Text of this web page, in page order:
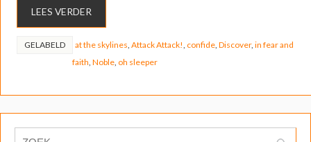
LEES VERDER
GELABELD at the skylines Attack Attack! confide, Discover, in fear and
faith Noble, oh sleeper